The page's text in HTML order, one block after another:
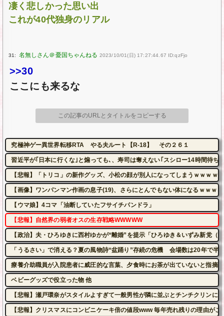
凄く悲しかった思い出
これが40代独身のリアル
31: 2023/10/01(日) 17:27:44.67 ID:qzFjo
>>30
ここにも来るな
この記事のURLとタイトルをコピーする
究極神ゲー異世界転移RTA やる夫ルート【R-18】 その２６１
習近平が｢日本に行くな｣と煽っても､、寿司は奪えない｢スシロー14時間待ち
【悲報】「トリコ」の新作グッズ、小松の顔が別人になってしまうｗｗｗｗ
【画像】ワンパンマン作画の息子(19)、さらにとんでもない体になるｗｗｗｗ
【ウマ娘】4コマ「油断していたフサイチパンドラ」
【悲報】自然界の弱者オスの生存戦略WWWWW
【政治】夫・ひろゆきに西村ゆかが“離婚”を提示「ひろゆき＆いずみ新党
「うるさい」で消える？夏の風物詩“盆踊り”存続の危機 会場数は20年で半...
療養介助職員が入院患者に威圧的な言葉、夕食時にお茶が出ていないと指摘
ベビーグッズで役立った物 他
【悲報】瀬戸環奈がスタイルよすぎて一般男性が隣に並ぶとチンチクリンに
【悲報】クリスマスにコンビニケーキ倍の値段www 毎年売れ残りの理由が